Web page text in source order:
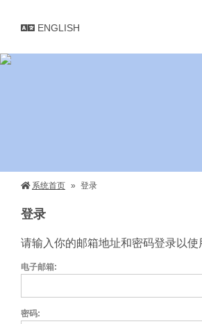
ENGLISH
系统首页 登录
登录
请输入你的邮箱地址和密码登录以
电子邮箱
密码